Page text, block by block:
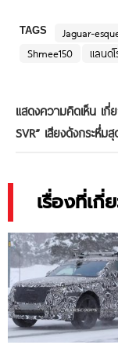
TAGS Jaguar-
Shmee150
แลนด์
แสดงความคิดเห็น เกี่
SVR” เสียงดังกระหึ่มสุ
เรื่องที่เกี่